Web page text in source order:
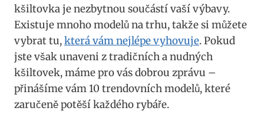
kšiltovka je nezbytnou součástí ‍vaší výbavy.
‍Existuje⁣ mnoho modelů na trhu,⁤ takže si můžete
⁢vybrat tu,která vám nejlépe vyhovuje. Pokud
jste však unaveni z tradičních a nudných
kšiltovek, máme ‍pro vás dobrou zprávu ​–
⁣přinášíme vám 10 trendovních modelů, které
zaručeně potěší každého rybáře.